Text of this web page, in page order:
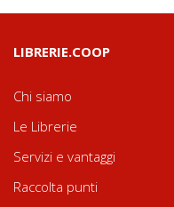
LIBRERIE.COOP
Chi siamo
Le Librerie
Servizi e vantaggi
Raccolta punti